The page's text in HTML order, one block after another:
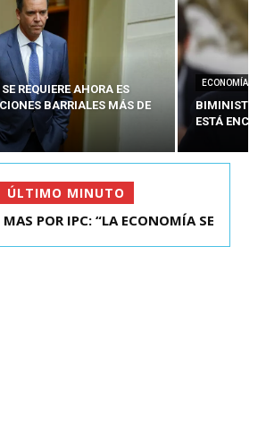
REQUIERE AHORA ES
BARRIALES MÁS DE
ECONOMÍA
BIMINISTRO
ESTÁ
ÚLTIMO MINUTO
CON EL PRESIDENTE ELECTO DE
POR IPC: “LA ECONOMÍA SE